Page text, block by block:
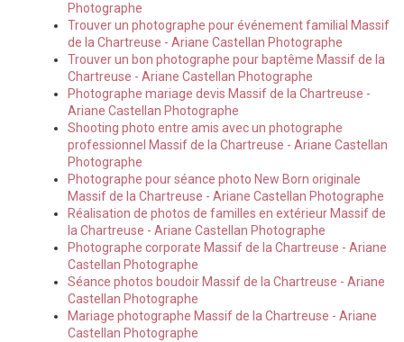
Photographe
Trouver un photographe pour événement familial Massif
de la Chartreuse - Ariane Castellan Photographe
Trouver un bon photographe pour baptême Massif de la
Chartreuse - Ariane Castellan Photographe
Photographe mariage devis Massif de la Chartreuse -
Ariane Castellan Photographe
Shooting photo entre amis avec un photographe
professionnel Massif de la Chartreuse - Ariane Castellan
Photographe
Photographe pour séance photo New Born originale
Massif de la Chartreuse - Ariane Castellan Photographe
Réalisation de photos de familles en extérieur Massif de
la Chartreuse - Ariane Castellan Photographe
Photographe corporate Massif de la Chartreuse - Ariane
Castellan Photographe
Séance photos boudoir Massif de la Chartreuse - Ariane
Castellan Photographe
Mariage photographe Massif de la Chartreuse - Ariane
Castellan Photographe